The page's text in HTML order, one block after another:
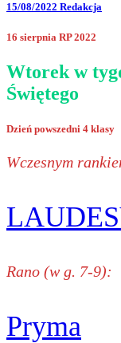
15/08/2022 Redakcja
16 sierpnia RP 2022
Wtorek w
Świętego
Dzień powszedni 4 klasy
Wczesnym
Rano (w g. 7-9):
Pryma